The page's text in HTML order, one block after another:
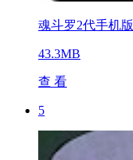
魂斗罗2代手机版
43.3MB
查 看
5